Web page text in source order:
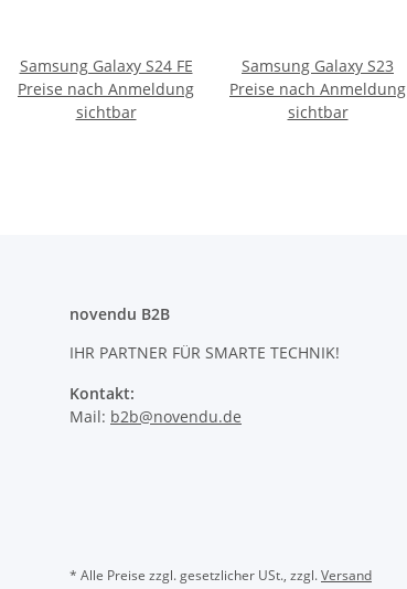
Samsung Galaxy S24 FE
Preise nach Anmeldung
sichtbar
Samsung Galaxy S23
Preise nach Anmeldung
sichtbar
novendu B2B
IHR PARTNER FÜR SMARTE TECHNIK!
Kontakt:
Mail: b2b@novendu.de
* Alle Preise zzgl. gesetzlicher USt., zzgl.Versand